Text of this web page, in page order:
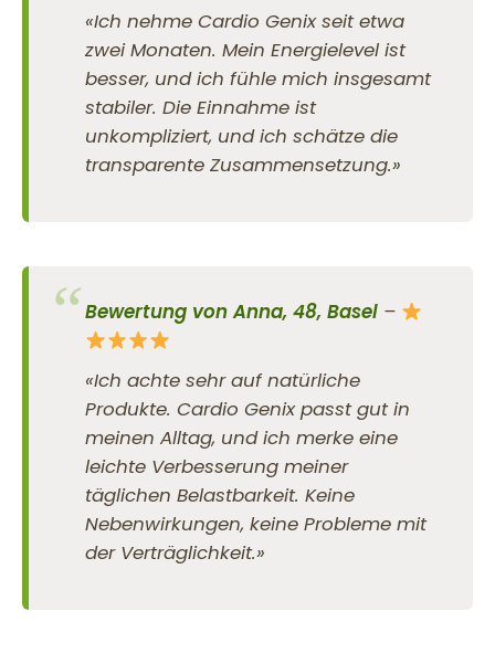
«Ich nehme Cardio Genix seit etwa
zwei Monaten. Mein Energielevel ist
besser, und ich fühle mich insgesamt
stabiler. Die Einnahme ist
unkompliziert, und ich schätze die
transparente Zusammensetzung.»
Bewertung von Anna, 48, Basel –
«Ich achte sehr auf natürliche
Produkte. Cardio Genix passt gut in
meinen Alltag, und ich merke eine
leichte Verbesserung meiner
täglichen Belastbarkeit. Keine
Nebenwirkungen, keine Probleme mit
der Verträglichkeit.»